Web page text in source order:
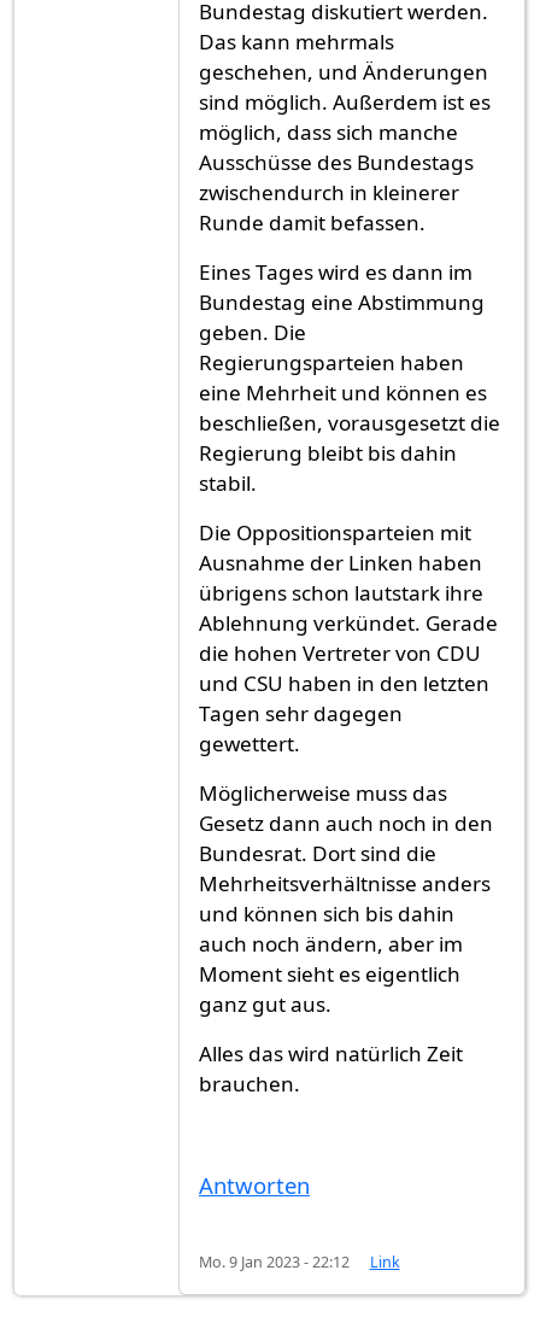
Bundestag diskutiert werden.
Das kann mehrmals
geschehen, und Änderungen
sind möglich. Außerdem ist es
möglich, dass sich manche
Ausschüsse des Bundestags
zwischendurch in kleinerer
Runde damit befassen.
Eines Tages wird es dann im
Bundestag eine Abstimmung
geben. Die
Regierungsparteien haben
eine Mehrheit und können es
beschließen, vorausgesetzt die
Regierung bleibt bis dahin
stabil.
Die Oppositionsparteien mit
Ausnahme der Linken haben
übrigens schon lautstark ihre
Ablehnung verkündet. Gerade
die hohen Vertreter von CDU
und CSU haben in den letzten
Tagen sehr dagegen
gewettert.
Möglicherweise muss das
Gesetz dann auch noch in den
Bundesrat. Dort sind die
Mehrheitsverhältnisse anders
und können sich bis dahin
auch noch ändern, aber im
Moment sieht es eigentlich
ganz gut aus.
Alles das wird natürlich Zeit
brauchen.
Antworten
Mo. 9 Jan 2023 - 22:12 Link